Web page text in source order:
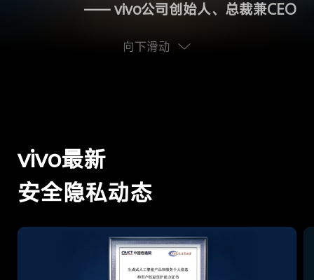
—— vivo公司创始人、总裁兼CEO
向下滑动
vivo最新
安全隐私动态